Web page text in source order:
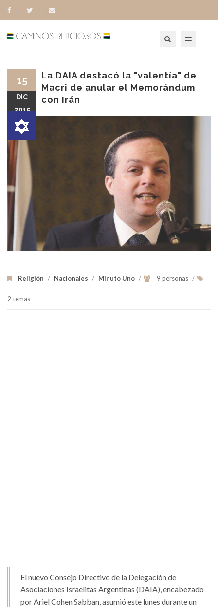
La DAIA destacó la "valentía" de
Macri de anular el Memorándum
con Irán
Religión / Nacionales / Minuto Uno / 9 personas /
2 temas
15
DIC
2015
El nuevo Consejo Directivo de la Delegación de
Asociaciones Israelitas Argentinas (DAIA), encabezado
por Ariel Cohen Sabban, asumió este lunes durante un